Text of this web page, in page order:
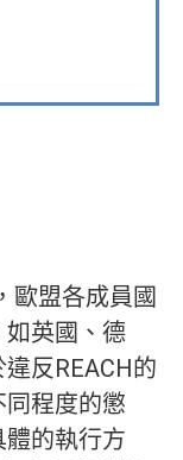
歐盟各成員國
英國、德
反REACH的
程度的懲
的執行方